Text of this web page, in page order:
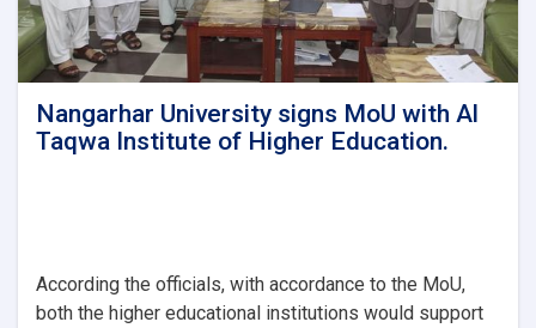
Nangarhar University signs MoU with Al
Taqwa Institute of Higher Education.
According the officials, with accordance to the MoU,
both the higher educational institutions would support